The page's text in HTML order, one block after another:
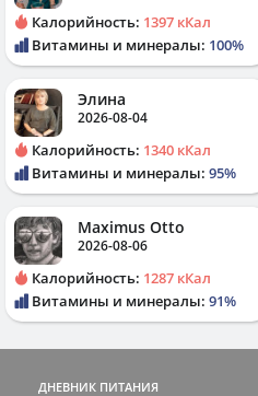
Калорийность: 1397 кКал
Витамины и минералы: 100%
Элина
2026-08-04
Калорийность: 1340 кКал
Витамины и минералы: 95%
Maximus Otto
2026-08-06
Калорийность: 1287 кКал
Витамины и минералы: 91%
ДНЕВНИК ПИТАНИЯ